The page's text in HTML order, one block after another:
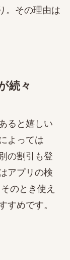
。その理由は
続々
ると嬉しい
よっては
の割引も登
アプリの検
のとき使え
すめです。